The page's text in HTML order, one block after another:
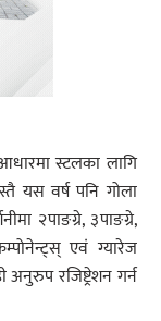
स्टलका लागि
यस वर्ष पनि गोला
२पाङग्रे, ३पाङग्रे,
एवं ग्यारेज
रजिष्ट्रेशन गर्न